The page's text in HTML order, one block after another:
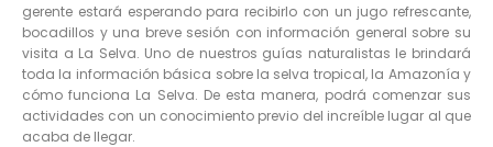
gerente estará esperando para recibirlo con un jugo refrescante,
bocadillos y una breve sesión con información general sobre su
visita a La Selva. Uno de nuestros guías naturalistas le brindará
toda la información básica sobre la selva tropical, la Amazonía y
cómo funciona La Selva. De esta manera, podrá comenzar sus
actividades con un conocimiento previo del increíble lugar al que
acaba de llegar.